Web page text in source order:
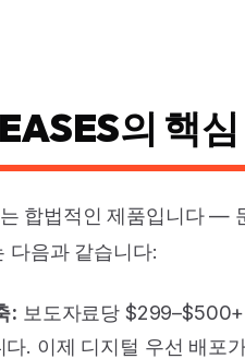
의 핵
합법적인 제품입니다 —
다음과 같습니다:
: 보도자료당
다. 이제 디지털 우선 배포